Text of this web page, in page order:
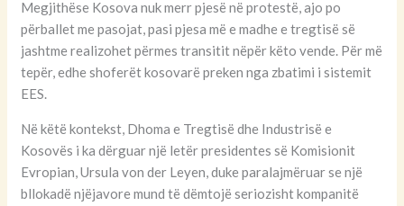
Megjithëse Kosova nuk merr pjesë në protestë, ajo po
përballet me pasojat, pasi pjesa më e madhe e tregtisë së
jashtme realizohet përmes transitit nëpër këto vende. Për më
tepër, edhe shoferët kosovarë preken nga zbatimi i sistemit
EES.
Në këtë kontekst, Dhoma e Tregtisë dhe Industrisë e
Kosovës i ka dërguar një letër presidentes së Komisionit
Evropian, Ursula von der Leyen, duke paralajmëruar se një
bllokadë njëjavore mund të dëmtojë seriozisht kompanitë